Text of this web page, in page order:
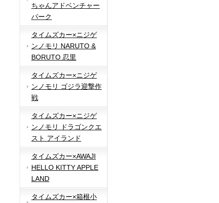
ちゃんアドベンチャー
パーク
タイムズカー×ニジゲ
ンノモリ NARUTO &
BORUTO 忍里
タイムズカー×ニジゲ
ンノモリ ゴジラ迎撃作
戦
タイムズカー×ニジゲ
ンノモリ ドラゴンクエ
スト アイランド
タイムズカー×AWAJI
HELLO KITTY APPLE
LAND
タイムズカー×箱根小